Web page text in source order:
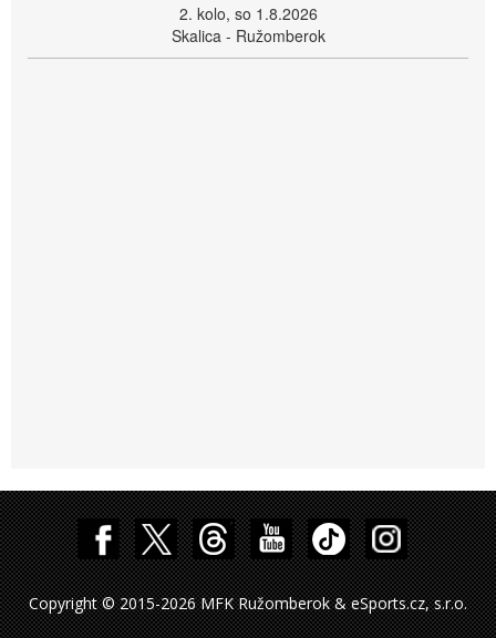
2. kolo, so 1.8.2026
Skalica - Ružomberok
Copyright © 2015-2026 MFK Ružomberok & eSports.cz, s.r.o.